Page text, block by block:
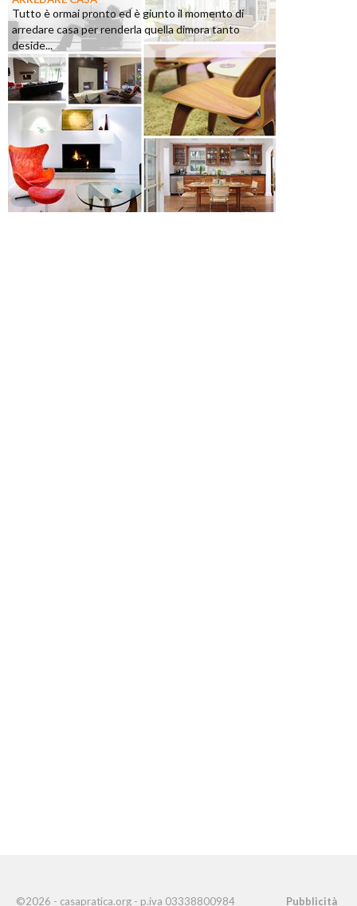
Tutto è ormai pronto ed è giunto il momento di
arredare casa per renderla quella dimora tanto
deside...
©2026 - casapratica.org - p.iva 03338800984 Pubblicità